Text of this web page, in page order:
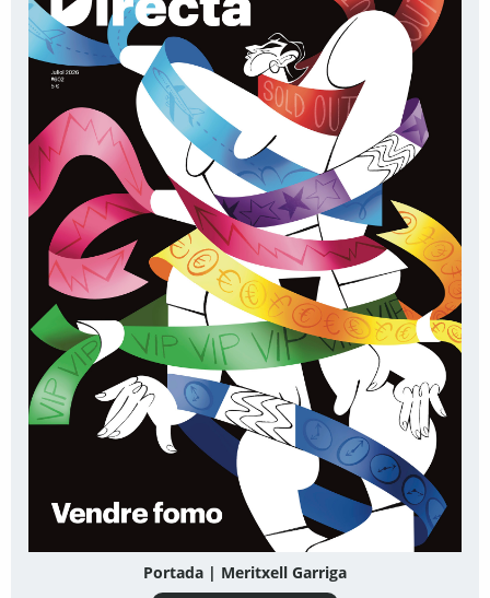
Portada | Meritxell Garriga